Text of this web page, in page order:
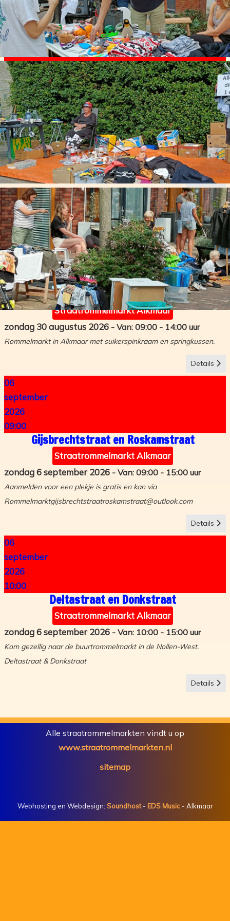
23
augustus
2026
Anna Paulownastraat, Heiloordijk, Frederik
Hendriklaan ( stukje wat aansluit bij de Anna
Paulownastraat en de Heiloordijk
Straatrommelmarkt Alkmaar
zondag 23 augustus 2026
10:00-15:00
Rommelmarkt op zondag 23 augustus 2026 van 10:00 tot 15:00 uur
Diverse straten
Details
30
augustus
2026
09:00
Saskerstraat, de Kempenstraat,
Vlaanderenstraat, Pommerenstraat,
Westfalenstraat, Hessenstraat,
Sauerlandstraat
Straatrommelmarkt Alkmaar
zondag 30 augustus 2026
09:00 - 14:00
Rommelmarkt in Alkmaar met suikerspinkraam en springkussen.
Details
06
september
2026
09:00
Gijsbrechtstraat en Roskamstraat
Straatrommelmarkt Alkmaar
zondag 6 september 2026
09:00 - 15:00
Aanmelden voor een plekje is gratis en kan via
Rommelmarktgijsbrechtstraatroskamstraat@outlook.com
Details
06
september
2026
10:00
Deltastraat en Donkstraat
Straatrommelmarkt Alkmaar
zondag 6 september 2026
10:00 - 15:00
Kom gezellig naar de buurtrommelmarkt in de Nollen-West.
Deltastraat & Donkstraat
Details
Alle straatrommelmarkten vindt u op
www.straatrommelmarkten.nl
sitemap
Webhosting en Webdesign: Soundhost- EDS Music- Alkmaar